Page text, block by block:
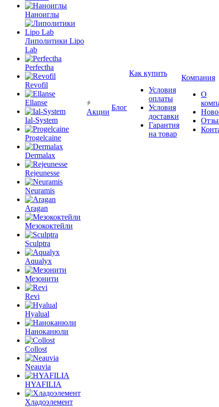
Наноиглы
Липолитики Lipo
Lab
Perfectha
Revofil
Ellanse
Ial-System
Progelcaine
Dermalax
Rejeunesse
Neuramis
Aragan
Мезококтейли
Sculptra
Aqualyx
Мезонити
Revi
Hyalual
Наноканюли
Collost
Neauvia
HYAFILIA
Хладоэлемент
Акции
Блог
Как купить
Условия
оплаты
Условия
доставки
Гарантия
на товар
Компания
О